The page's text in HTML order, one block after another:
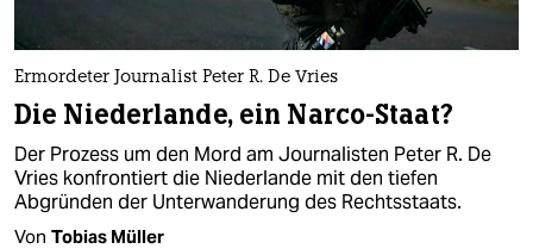
Ermordeter Journalist Peter R. De Vries
Die Niederlande, ein Narco-Staat?
Der Prozess um den Mord am Journalisten Peter R. De
Vries konfrontiert die Niederlande mit den tiefen
Abgründen der Unterwanderung des Rechtsstaats.
Von Tobias Müller